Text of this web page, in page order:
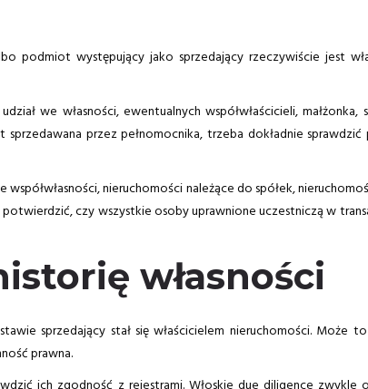
podmiot występujący jako sprzedający rzeczywiście jest
we własności, ewentualnych współwłaścicieli,
przez pełnomocnika, trzeba dokładnie
nieruchomości należące do spółek,
czy wszystkie osoby uprawnione uczestniczą w
własności
sprzedający stał się właścicielem nieruchomości. Może
prawna.